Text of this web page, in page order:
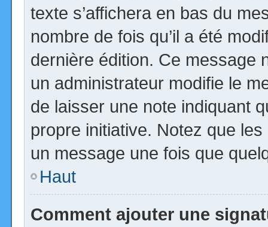
texte s’affichera en bas du
nombre de fois qu’il a été
dernière édition. Ce message
un administrateur modifie le
de laisser une note indiquant
propre initiative. Notez que
un message une fois que
Haut
Comment ajouter une